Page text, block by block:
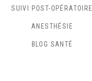
SUIVI POST-OPÉRATOIRE
ANESTHÉSIE
BLOG SANTÉ